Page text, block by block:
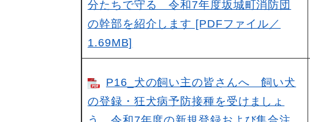
分たちで守る 令和7年度坂城町消防団
の幹部を紹介します [PDFファイル／
1.69MB]
P16_犬の飼い主の皆さんへ 飼い犬
の登録・狂犬病予防接種を受けましょ